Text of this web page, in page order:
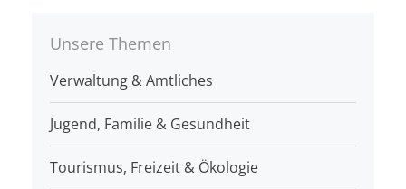
Unsere Themen
Verwaltung & Amtliches
Jugend, Familie & Gesundheit
Tourismus, Freizeit & Ökologie